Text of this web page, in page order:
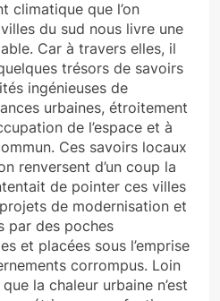
climatique que l’on
du sud nous livre une
Car à travers elles, il
trésors de savoirs
ingénieuses de
urbaines, étroitement
de l’espace et à
Ces savoirs locaux
renversent d’un coup la
de pointer ces villes
de modernisation et
par des poches
et placées sous l’emprise
corrompus. Loin
la chaleur urbaine n’est